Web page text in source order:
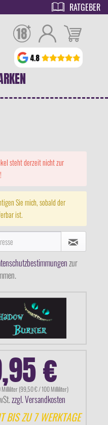
RATGEBER
steht derzeit nicht zur
Sie mich, sobald der
ist.
zur
€
Milliliter (99,50 € / 100 Milliliter)
zzgl. Versandkosten
BIS ZU 7 WERKTAGE